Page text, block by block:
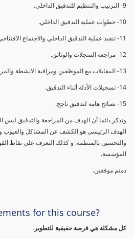
9- الترتيب والتنظيم للتدقيق الداخلي.
10- خطوات عملية التدقيق الداخلي.
11- تنفيذ عملية التدقيق الداخلي والاجتماع الافتتاحي.
12- مراجعة السجلات والوثائق.
13- المقابلات مع الموظفين ومراقبة الانشطة والمرافق.
14- تسجيلات الأدلة أثناء التدقيق.
15- نصائح هامة لتدقيق ناجح.
وتذكر دائما أن الهدف من المراجعة والتدقيق ليس
الهدف الرئيسي هو الكشف عن المشاكل والعيوب
والتحسين بالمنظمة. و كذلك التعرف علي نقاط
المؤسسة.
دمتم موفقين.
for this course?
كل مشكلة هي فرصة حقيقية للتطوير.